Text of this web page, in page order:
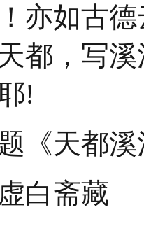
亦如古
都，写
!
天都溪
白斋藏